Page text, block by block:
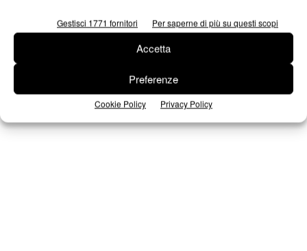
Gestisci 1771 fornitori Per saperne di più su questi scopi
Accetta
Preferenze
Cookie Policy Privacy Policy